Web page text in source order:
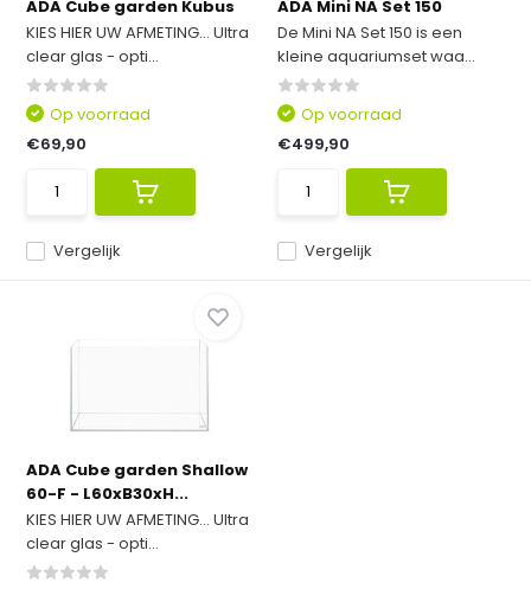
ADA Cube garden Kubus
KIES HIER UW AFMETING... Ultra
clear glas - opti...
Vergelijk
Op voorraad
€69,90
ADA Mini NA Set 150
De Mini NA Set 150 is een
kleine aquariumset waa...
Vergelijk
Op voorraad
€499,90
ADA Cube garden Shallow
60-F - L60xB30xH...
KIES HIER UW AFMETING... Ultra
clear glas - opti...